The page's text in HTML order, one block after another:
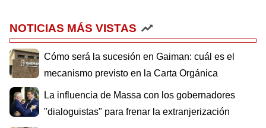
NOTICIAS MÁS VISTAS
Cómo será la sucesión en Gaiman: cuál es el
mecanismo previsto en la Carta Orgánica
La influencia de Massa con los gobernadores
"dialoguistas" para frenar la extranjerización